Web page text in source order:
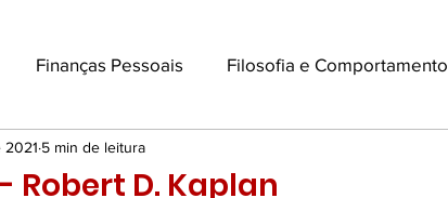
Finanças Pessoais Filosofia e Comportamento
Ciência e Vida
Robert D. Kaplan
2021 5 min de leitura